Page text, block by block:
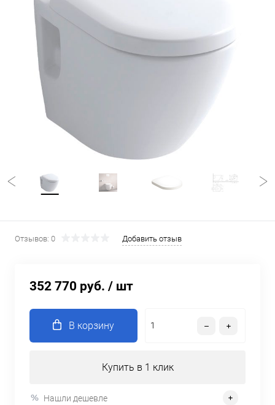
Отзывов: 0 Добавить отзыв
352 770 руб. / шт
В корзину
Купить в 1 клик
Нашли дешевле